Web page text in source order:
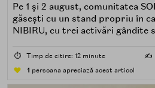
Pe 1 și 2 august, comunitatea
găsești cu un stand propriu în
NIBIRU, cu trei activări gândite
⏱️ Timp de citire: 12 minute ✍️
1 persoana apreciază acest articol